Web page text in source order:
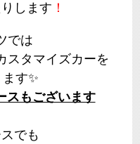
します ！
では
スタマイズカーを
す✨
スもございます
でも